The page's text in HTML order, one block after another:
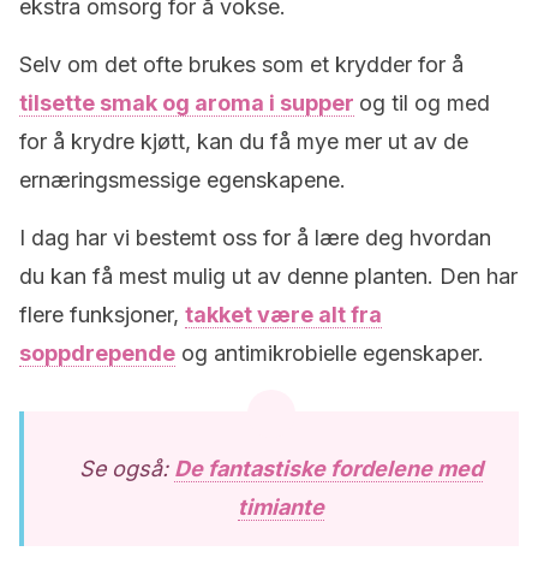
ekstra omsorg for å vokse.
Selv om det ofte brukes som et krydder for å
tilsette smak og aroma i supper og til og med
for å krydre kjøtt, kan du få mye mer ut av de
ernæringsmessige egenskapene.
I dag har vi bestemt oss for å lære deg hvordan
du kan få mest mulig ut av denne planten. Den har
flere funksjoner, takket være alt fra
soppdrepende og antimikrobielle egenskaper.
Se også: De fantastiske fordelene med
timiante